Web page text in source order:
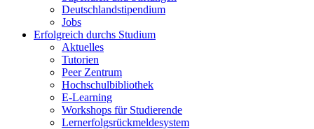
Deutschlandstipendium
Jobs
Erfolgreich durchs Studium
Aktuelles
Tutorien
Peer Zentrum
Hochschulbibliothek
E-Learning
Workshops für Studierende
Lernerfolgsrückmeldesystem